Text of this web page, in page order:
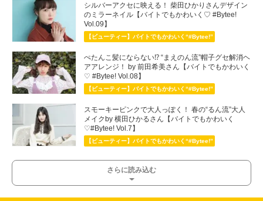
シルバーアクセに映える！ 柴田ひかりさんデザイン
のミラーネイル【バイトでもかわいく♡ #Bytee!
Vol.09】
【ビューティー】バイトでもかわいく“#Bytee!”
ぺたんこ髪にならない⁉ “まえのん流”帽子グセ解消ヘ
アアレンジ！ by 前田希美さん【バイトでもかわいく
♡ #Bytee! Vol.08】
【ビューティー】バイトでもかわいく“#Bytee!”
スモーキーピンクで大人っぽく！ 春の“るん流”大人
メイクby 横田ひかるさん【バイトでもかわいく
♡#Bytee! Vol.7】
【ビューティー】バイトでもかわいく“#Bytee!”
さらに読み込む